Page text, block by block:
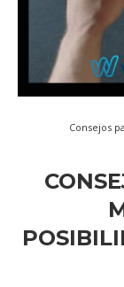
Consejos